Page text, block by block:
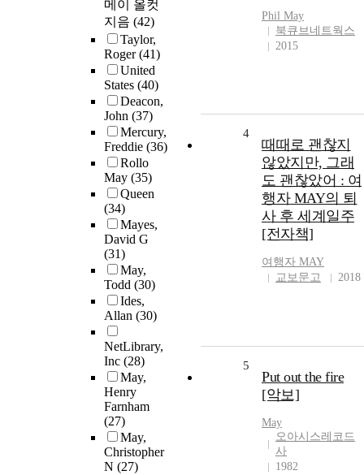
메이 올컷
지음 (42)
Taylor,
Roger(41)
United
States (40)
Deacon,
John (37)
Mercury,
Freddie (36)
Rollo
May (35)
Queen
(34)
Mayes,
David G
(31)
May,
Todd (30)
Ides,
Allan (30)
NetLibrary,
Inc (28)
May,
Henry
Farnham
(27)
May,
Christopher
N (27)
Phil May
북큐브네트웍스
2015
4
때때로 괜찮지
않았지만, 그래
도 괜찮았어 : 여
행자 MAY의 퇴
사 후 세계일주
[전자책]
여행자 MAY
교보문고
2018
5
Put out the fire
[악보]
May
오아시스레코드
사
1982